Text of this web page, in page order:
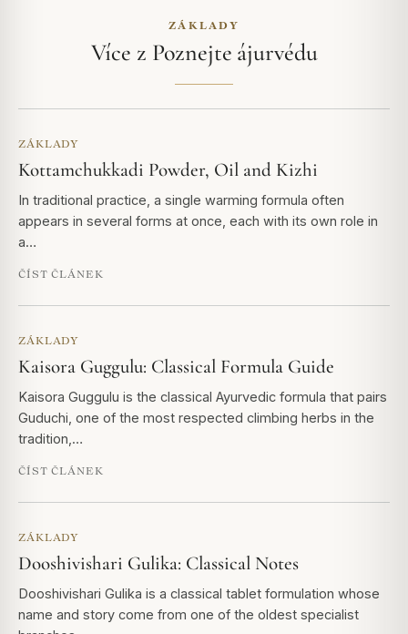
ZÁKLADY
Více z Poznejte ájurvédu
ZÁKLADY
Kottamchukkadi Powder, Oil and Kizhi
In traditional practice, a single warming formula often
appears in several forms at once, each with its own role in
a…
ČÍST ČLÁNEK
ZÁKLADY
Kaisora Guggulu: Classical Formula Guide
Kaisora Guggulu is the classical Ayurvedic formula that pairs
Guduchi, one of the most respected climbing herbs in the
tradition,…
ČÍST ČLÁNEK
ZÁKLADY
Dooshivishari Gulika: Classical Notes
Dooshivishari Gulika is a classical tablet formulation whose
name and story come from one of the oldest specialist